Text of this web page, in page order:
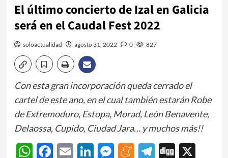
El último concierto de Izal en Galicia
será en el Caudal Fest 2022
soloactualidad agosto 31, 2022 0 827
Con esta gran incorporación queda cerrado el
cartel de este ano, en el cual también estarán Robe
de Extremoduro, Estopa, Morad, León Benavente,
Delaossa, Cupido, Ciudad Jara… y muchos más!!
WhatsApp
Facebook
EmailLinkedIn
Messenger
Meneame
Telegram
Digg
X